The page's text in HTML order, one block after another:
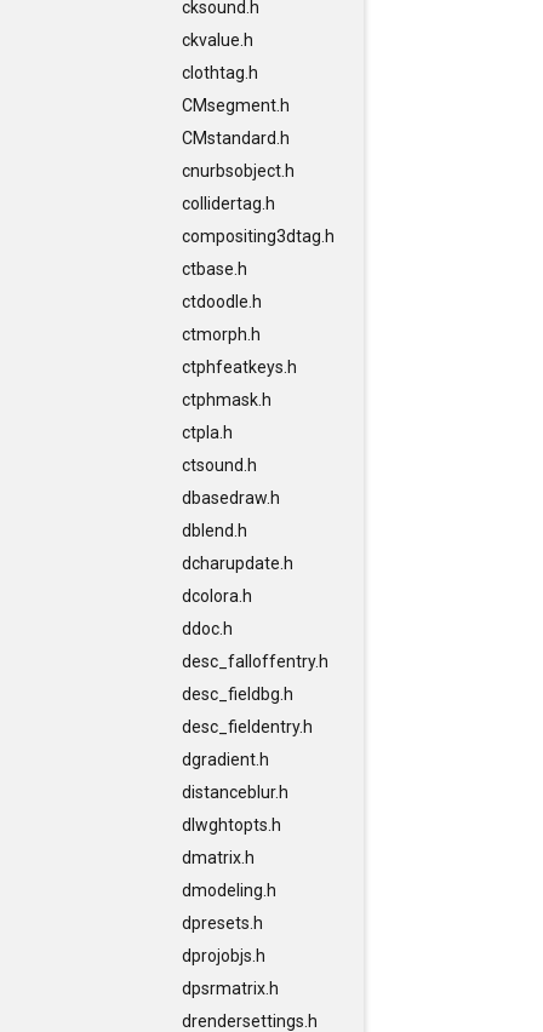
cksound.h
ckvalue.h
clothtag.h
CMsegment.h
CMstandard.h
cnurbsobject.h
collidertag.h
compositing3dtag.h
ctbase.h
ctdoodle.h
ctmorph.h
ctphfeatkeys.h
ctphmask.h
ctpla.h
ctsound.h
dbasedraw.h
dblend.h
dcharupdate.h
dcolora.h
ddoc.h
desc_falloffentry.h
desc_fieldbg.h
desc_fieldentry.h
dgradient.h
distanceblur.h
dlwghtopts.h
dmatrix.h
dmodeling.h
dpresets.h
dprojobjs.h
dpsrmatrix.h
drendersettings.h